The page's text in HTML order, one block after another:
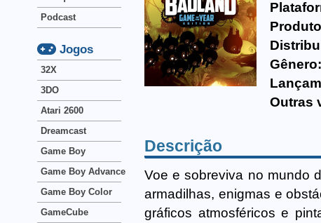
Gênero:
Outras
Descrição
Voe e sobreviva no mundo
armadilhas, enigmas e
gráficos atmosféricos e
Podcast
Jogos
32X
3DO
Atari 2600
Dreamcast
Game Boy
Game Boy Advance
Game Boy Color
GameCube